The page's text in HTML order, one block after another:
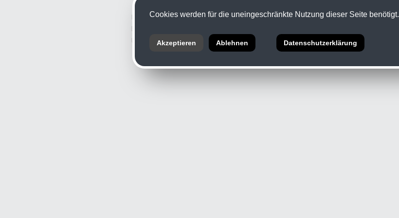
Informationspflicht nach § 5 Abs.1 ECG •Datenschutz
Branche: Fotografie
UID: ATU 11926709
Cookies werden für die uneingeschränkte Nutzung dieser Seite benötigt.
Akzeptieren Ablehnen Datenschutzerklärung